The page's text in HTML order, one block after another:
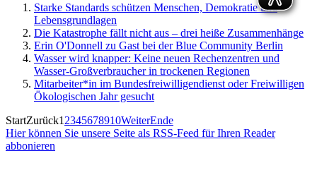
Starke Standards schützen Menschen, Demokratie und
Lebensgrundlagen
Die Katastrophe fällt nicht aus – drei heiße Zusammenhänge
Erin O'Donnell zu Gast bei der Blue Community Berlin
Wasser wird knapper: Keine neuen Rechenzentren und
Wasser-Großverbraucher in trockenen Regionen
Mitarbeiter*in im Bundesfreiwilligendienst oder Freiwilligen
Ökologischen Jahr gesucht
StartZurück1 2345678910WeiterEnde
Hier können Sie unsere Seite als RSS-Feed für Ihren Reader
abbonieren